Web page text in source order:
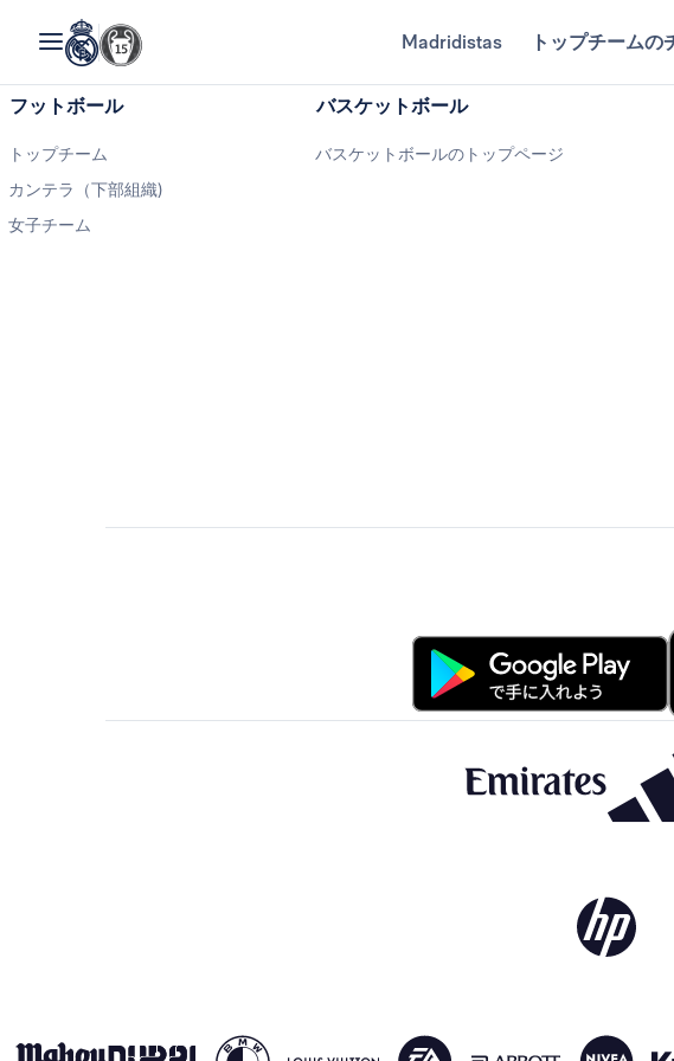
Madridistas トップチームの
フットボール
トップチーム
カンテラ（下部組織)
女子チーム
バスケットボール
バスケットボールのトップページ